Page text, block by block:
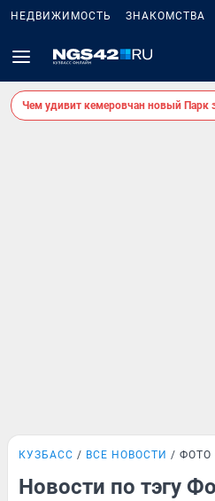
НЕДВИЖИМОСТЬ ЗНАКОМСТВА
Чем удивит кемеровчан новый Парк
КУЗБАСС ВСЕ НОВОСТИ ФОТО
Новости по тэгу